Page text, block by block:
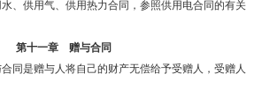
、供用气、供用热力合同，参照供用电合同的有关
第十一章 赠与合同
同是赠与人将自己的财产无偿给予受赠人，受赠人